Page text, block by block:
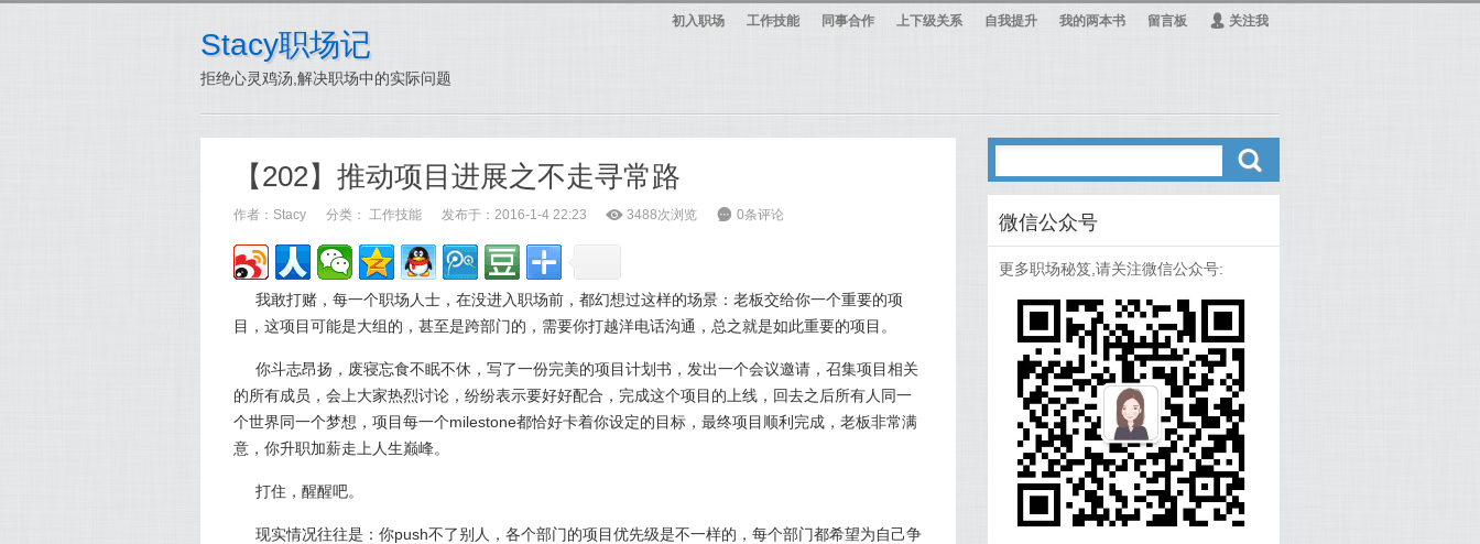
Stacy职场记
拒绝心灵鸡汤,解决职场中的实际问题
初入职场 工作技能 同事合作 上下级关系 自我提升 我的两本书 留言板 Ą 关注我
【202】推动项目进展之不走寻常路
作者： Stacy 分类： 工作技能 发布于：2016-1-4 22:23 ė 3488次浏览 6 0条评论
我敢打赌，每一个职场人士，在没进入职场前，都幻想过这样的场景：老板交给你一个重要的项
目，这项目可能是大组的，甚至是跨部门的，需要你打越洋电话沟通，总之就是如此重要的项目。
你斗志昂扬，废寝忘食不眠不休，写了一份完美的项目计划书，发出一个会议邀请，召集项目相关
的所有成员，会上大家热烈讨论，纷纷表示要好好配合，完成这个项目的上线，回去之后所有人同一
个世界同一个梦想，项目每一个milestone都恰好卡着你设定的目标，最终项目顺利完成，老板非常满
意，你升职加薪走上人生巅峰。
打住，醒醒吧。
现实情况往往是：你push不了别人，各个部门的项目优先级是不一样的，每个部门都希望为自己争
ő
微信公众号
更多职场秘笈,请关注微信公众号: